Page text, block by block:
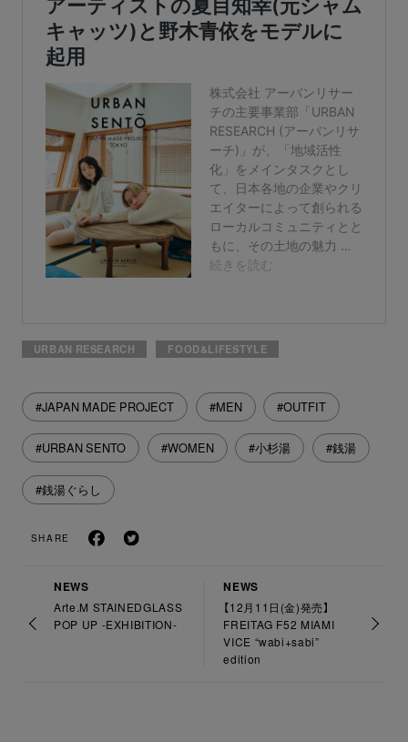
URBAN RESEARCH FOOD&LIFESTYLE
#JAPAN MADE PROJECT #MEN #OUTFIT
#URBAN SENTO #WOMEN #小杉湯 #銭湯
#銭湯ぐらし
SHARE
NEWS
Arte.M STAINEDGLASS
POP UP -EXHIBITION-
NEWS
【12月11日(金)発売】
FREITAG F52 MIAMI
VICE “wabi+sabi”
edition